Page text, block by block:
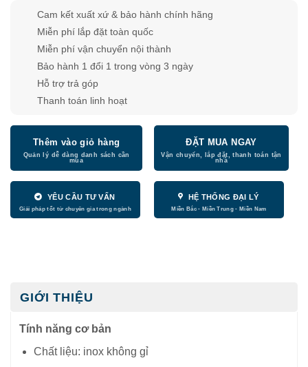
Cam kết xuất xứ & bảo hành chính hãng
Miễn phí lắp đặt toàn quốc
Miễn phí vận chuyển nội thành
Bảo hành 1 đổi 1 trong vòng 3 ngày
Hỗ trợ trả góp
Thanh toán linh hoạt
Thêm vào giỏ hàng ĐẶT MUA NGAY
YÊU CẦU TƯ VẤN HỆ THỐNG ĐẠI LÝ
GIỚI THIỆU
Tính năng cơ bản
Chất liệu: inox không gỉ